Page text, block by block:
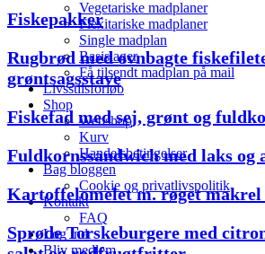
Vegetariske madplaner
Flexitariske madplaner
Single madplan
Basislager
Få tilsendt madplan på mail
Livsstilsforløb
Shop
Webshop
Kurv
Handelsbetingelser
Bag bloggen
Cookie og privatlivspolitik
Kontakt
FAQ
Log ind
Bliv medlem
Fiskepakker
Rugbrød med ovnbagte
grøntsagsstave
Fiskefad med sej, grønt og
Fuldkornssandwich med laks og
Kartoffelomelet m. røget makrel
Sprøde Torskeburgere med